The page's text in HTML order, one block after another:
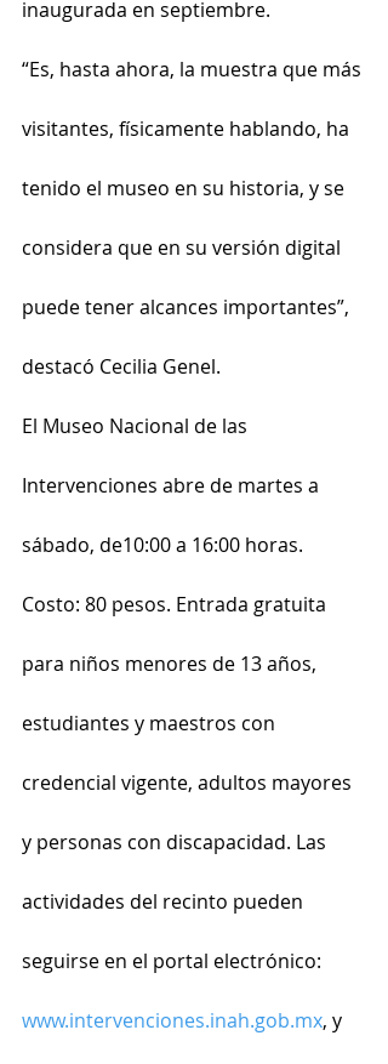
inaugurada en septiembre.
“Es, hasta ahora, la muestra que más
visitantes, físicamente hablando, ha
tenido el museo en su historia, y se
considera que en su versión digital
puede tener alcances importantes”,
destacó Cecilia Genel.
El Museo Nacional de las
Intervenciones abre de martes a
sábado, de10:00 a 16:00 horas.
Costo: 80 pesos. Entrada gratuita
para niños menores de 13 años,
estudiantes y maestros con
credencial vigente, adultos mayores
y personas con discapacidad. Las
actividades del recinto pueden
seguirse en el portal electrónico:
www.intervenciones.inah.gob.mx, y